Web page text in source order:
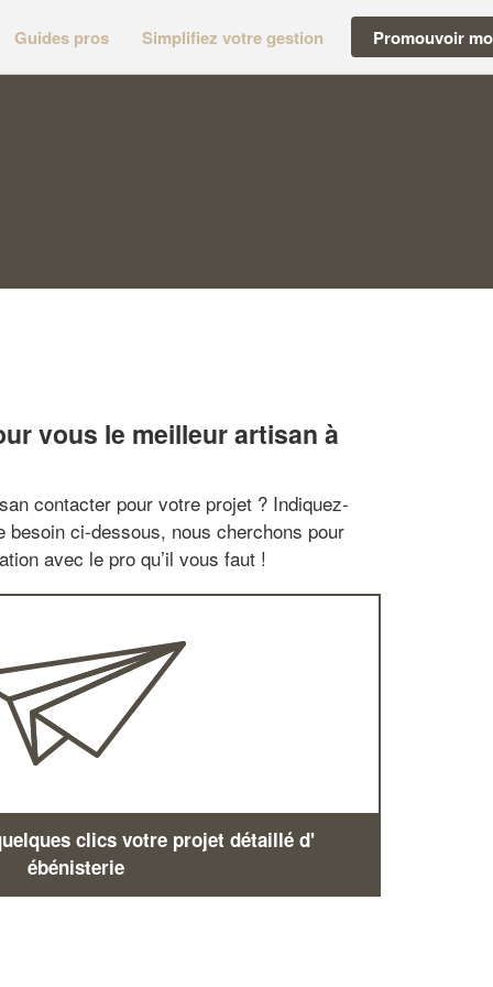
Guides pros Simplifiez votre gestion Promouvoir
vous le meilleur artisan à
contacter pour votre projet ? Indiquez-
besoin ci-dessous, nous cherchons pour
avec le pro qu’il vous faut !
clics votre projet détaillé d'
ébénisterie